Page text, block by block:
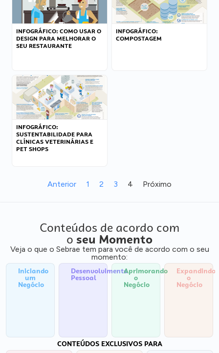
INFOGRÁFICO: COMO USAR O
DESIGN PARA MELHORAR O
SEU RESTAURANTE
INFOGRÁFICO:
COMPOSTAGEM
INFOGRÁFICO:
SUSTENTABILIDADE PARA
CLÍNICAS VETERINÁRIAS E
PET SHOPS
Anterior 1 2 3 4 Próximo
Conteúdos de acordo com
o seu Momento
Veja o que o Sebrae tem para você de acordo com o seu
momento:
Iniciando
um
Negócio
Desenvolvimento
Pessoal
Aprimorando
o
Negócio
Expandindo
o
Negócio
CONTEÚDOS EXCLUSIVOS PARA